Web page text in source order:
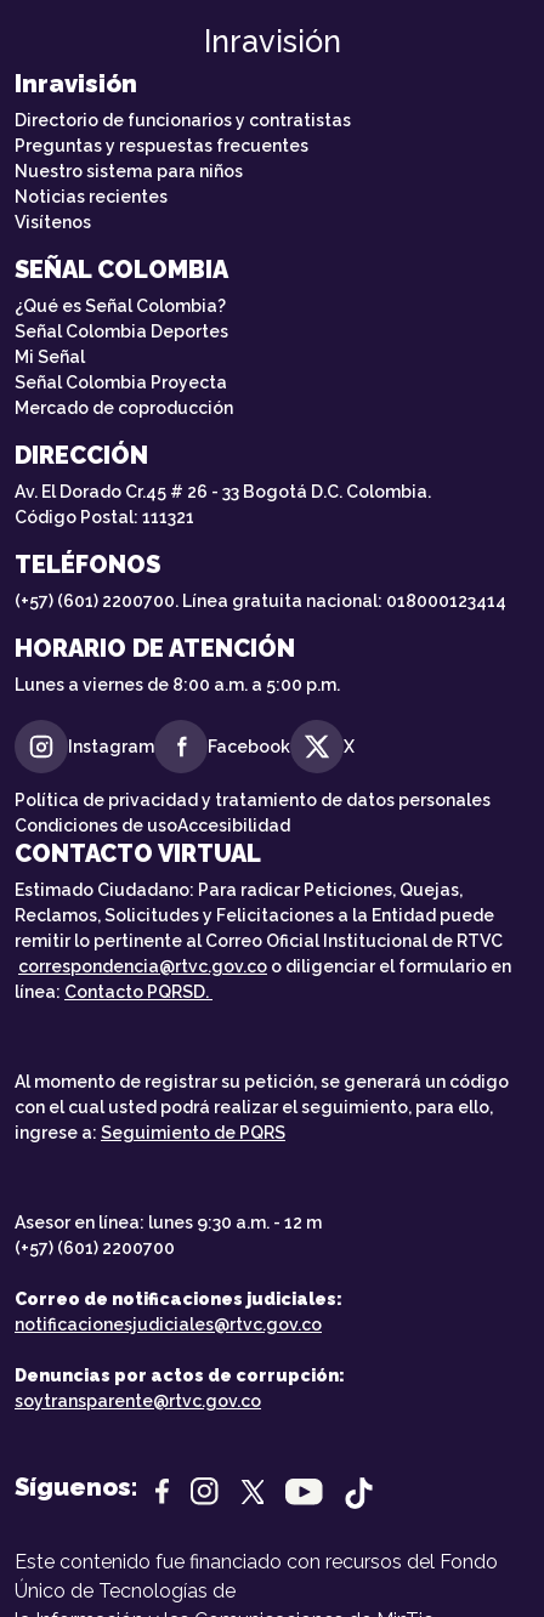
Inravisión
Inravisión
Directorio de funcionarios y contratistas
Preguntas y respuestas frecuentes
Nuestro sistema para niños
Noticias recientes
Visítenos
SEÑAL COLOMBIA
¿Qué es Señal Colombia?
Señal Colombia Deportes
Mi Señal
Señal Colombia Proyecta
Mercado de coproducción
DIRECCIÓN
Av. El Dorado Cr.45 # 26 - 33 Bogotá D.C. Colombia.
Código Postal: 111321
TELÉFONOS
(+57) (601) 2200700. Línea gratuita nacional: 018000123414
HORARIO DE ATENCIÓN
Lunes a viernes de 8:00 a.m. a 5:00 p.m.
Instagram Facebook X
Política de privacidad y tratamiento de datos personales
Condiciones de usoAccesibilidad
CONTACTO VIRTUAL
Estimado Ciudadano: Para radicar Peticiones, Quejas,
Reclamos, Solicitudes y Felicitaciones a la Entidad puede
remitir lo pertinente al Correo Oficial Institucional de RTVC
correspondencia@rtvc.gov.co o diligenciar el formulario en
línea: Contacto PQRSD.
Al momento de registrar su petición, se generará un código
con el cual usted podrá realizar el seguimiento, para ello,
ingrese a: Seguimiento de PQRS
Asesor en línea: lunes 9:30 a.m. - 12 m
(+57) (601) 2200700
Correo de notificaciones judiciales:
notificacionesjudiciales@rtvc.gov.co
Denuncias por actos de corrupción:
soytransparente@rtvc.gov.co
Síguenos:
Este contenido fue financiado con recursos del Fondo
Único de Tecnologías de